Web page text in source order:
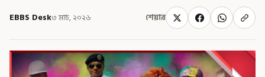
EBBS Desk৩ মার্চ, ২০২৬ শেয়ার